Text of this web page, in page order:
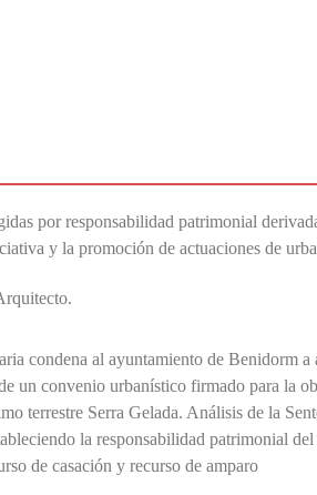
por responsabilidad patrimonial
y la promoción de actuaciones de
condena al ayuntamiento de Benidorm a
un convenio urbanístico firmado para la
terrestre Serra Gelada. Análisis de la
la responsabilidad patrimonial
de casación y recurso de amparo